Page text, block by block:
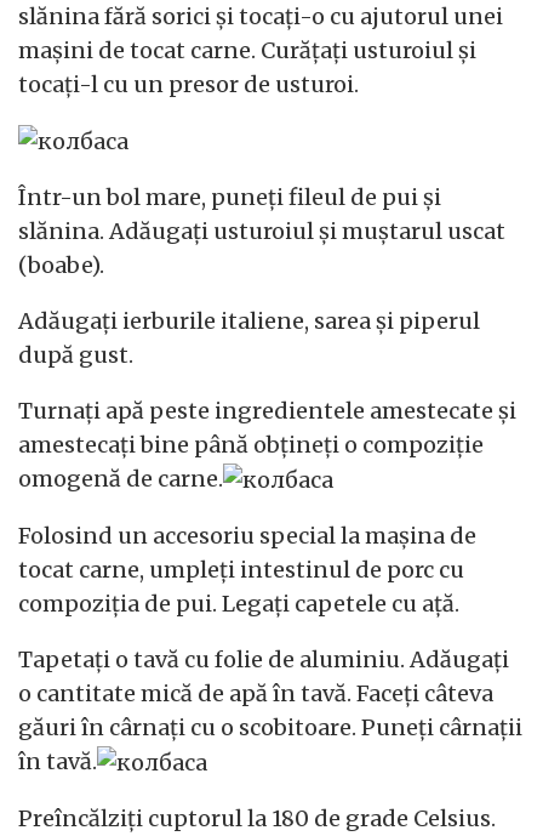
slănina fără sorici și tocați-o cu ajutorul unei
mașini de tocat carne. Curățați usturoiul și
tocați-l cu un presor de usturoi.
Într-un bol mare, puneți fileul de pui și
slănina. Adăugați usturoiul și muștarul uscat
(boabe).
Adăugați ierburile italiene, sarea și piperul
după gust.
Turnați apă peste ingredientele amestecate și
amestecați bine până obțineți o compoziție
omogenă de carne.
Folosind un accesoriu special la mașina de
tocat carne, umpleți intestinul de porc cu
compoziția de pui. Legați capetele cu ață.
Tapetați o tavă cu folie de aluminiu. Adăugați
o cantitate mică de apă în tavă. Faceți câteva
găuri în cârnați cu o scobitoare. Puneți cârnații
în tavă.
Preîncălziți cuptorul la 180 de grade Celsius.